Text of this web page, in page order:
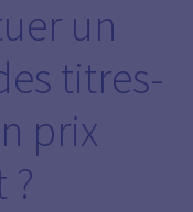
un
titres-
prix
?